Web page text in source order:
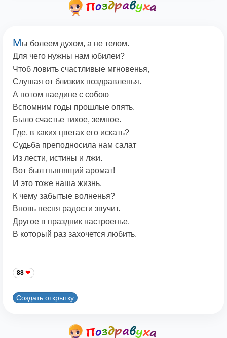
Мы болеем духом, а не телом.
Для чего нужны нам юбилеи?
Чтоб ловить счастливые мгновенья,
Слушая от близких поздравленья.
А потом наедине с собою
Вспомним годы прошлые опять.
Было счастье тихое, земное.
Где, в каких цветах его искать?
Судьба преподносила нам салат
Из лести, истины и лжи.
Вот был пьянящий аромат!
И это тоже наша жизнь.
К чему забытые волненья?
Вновь песня радости звучит.
Другое в праздник настроенье.
В который раз захочется любить.
88
Создать открытку